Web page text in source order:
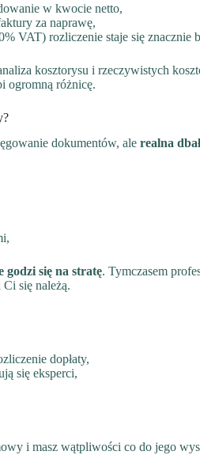
w kwocie netto,
za naprawę,
VAT) rozliczenie staje się znacznie
kosztorysu i rzeczywistych
ogromną różnicę.
dokumentów, ale realna
godzi się na stratę. Tymczasem
się należą.
dopłaty,
się eksperci,
i masz wątpliwości co do jego